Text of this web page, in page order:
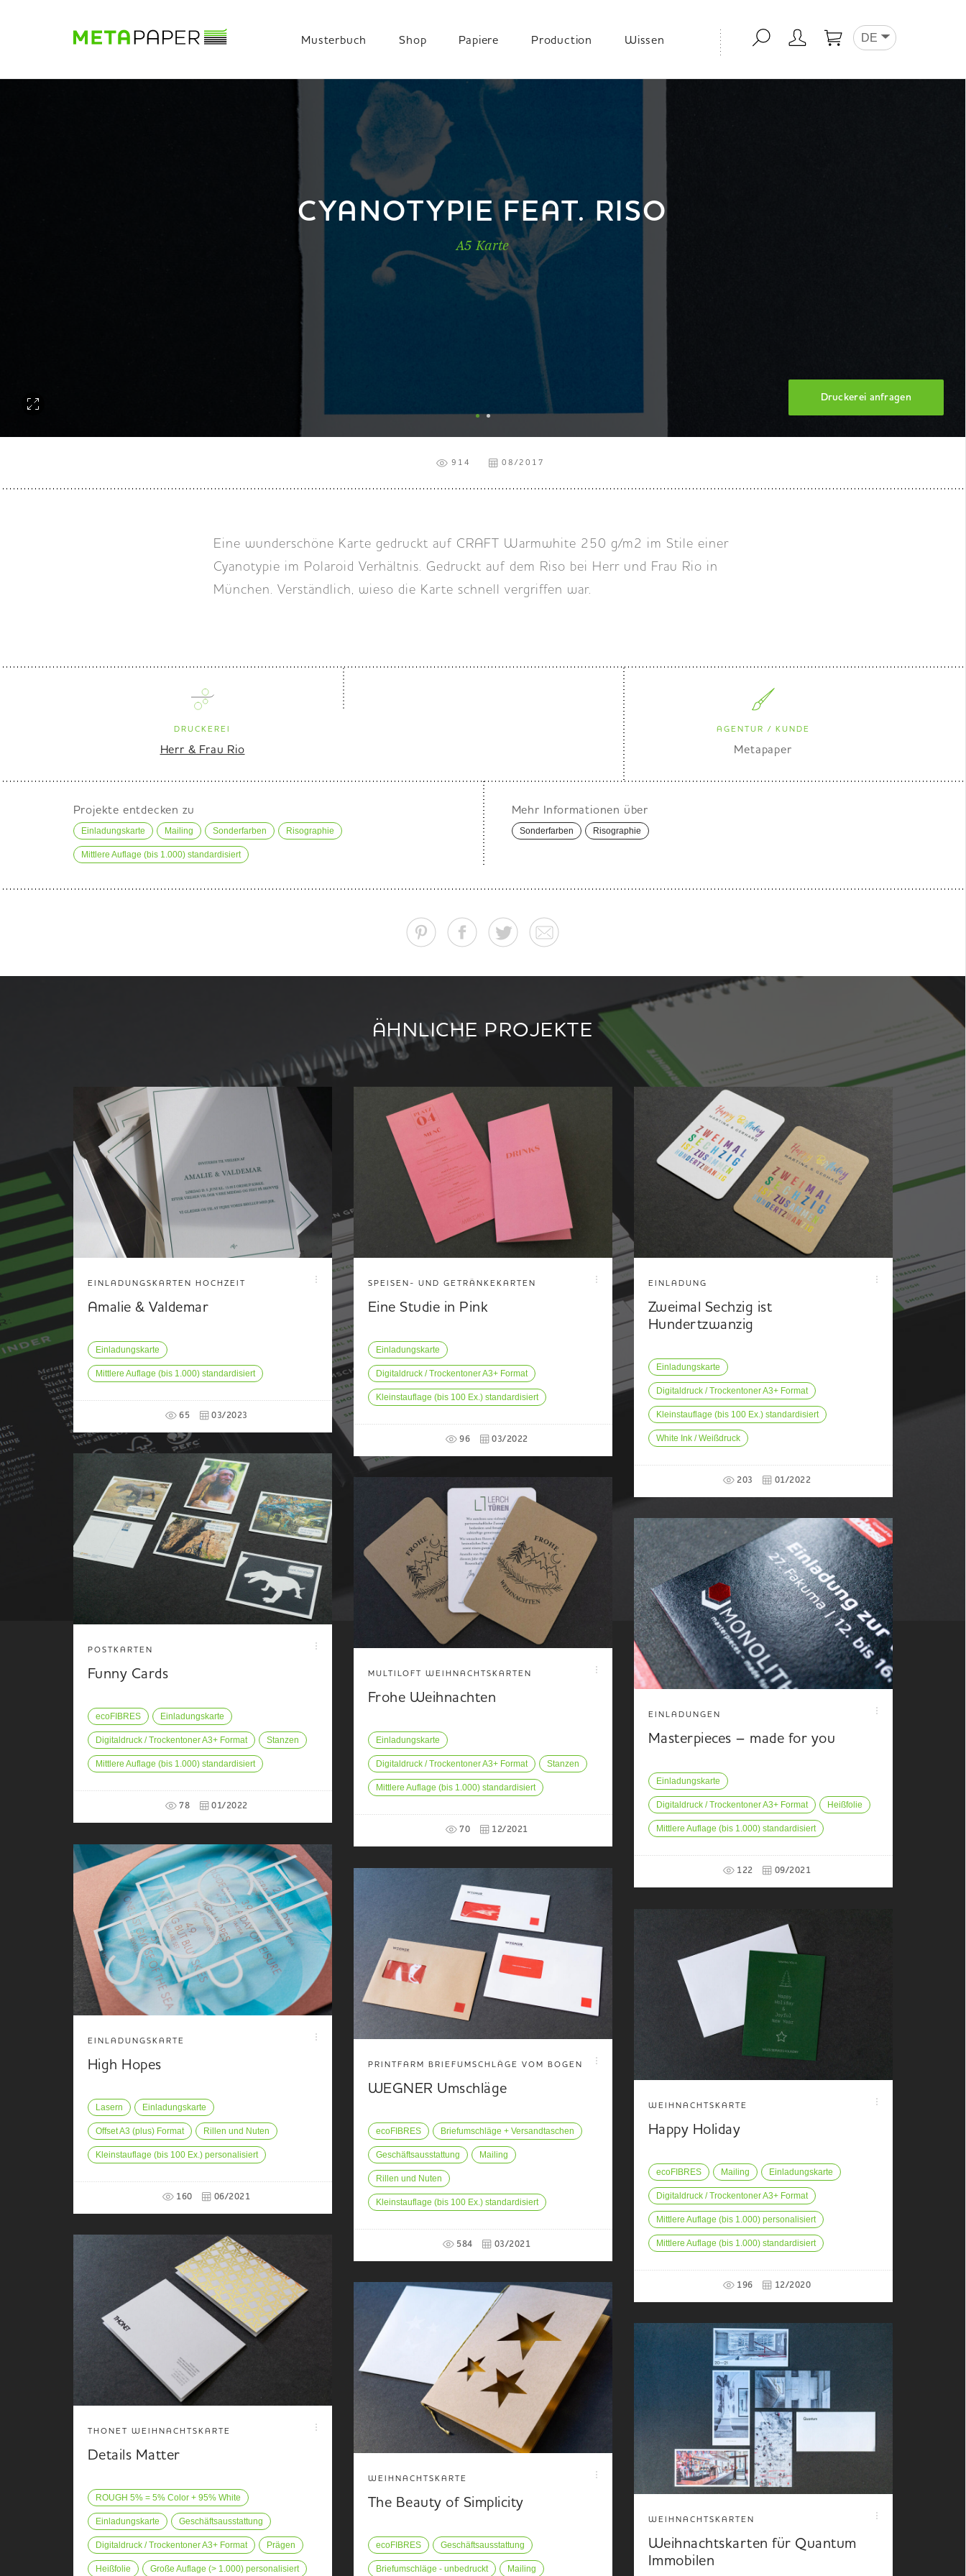
Musterbuch Shop Papiere Production Wissen DE
Druckerei anfragen
CYANOTYPIE FEAT. RISO
A5 Karte
914 08/2017
Eine wunderschöne Karte gedruckt auf CRAFT Warmwhite 250 g/m2 im Stile einer
Cyanotypie im Polaroid Verhältnis. Gedruckt auf dem Riso bei Herr und Frau Rio in
München. Verständlich, wieso die Karte schnell vergriffen war.
DRUCKEREI
Herr & Frau Rio
AGENTUR / KUNDE
Metapaper
Projekte entdecken zu
Einladungskarte Mailing Sonderfarben Risographie
Mittlere Auflage (bis 1.000) standardisiert
Mehr Informationen über
Sonderfarben Risographie
ÄHNLICHE PROJEKTE
EINLADUNGSKARTEN HOCHZEIT
Amalie & Valdemar
Einladungskarte
Mittlere Auflage (bis 1.000) standardisiert
65 03/2023
SPEISEN- UND GETRÄNKEKARTEN
Eine Studie in Pink
Einladungskarte
Digitaldruck / Trockentoner A3+ Format
Kleinstauflage (bis 100 Ex.) standardisiert
96 03/2022
EINLADUNG
Zweimal Sechzig ist
Hundertzwanzig
Einladungskarte
Digitaldruck / Trockentoner A3+ Format
Kleinstauflage (bis 100 Ex.) standardisiert
White Ink / Weißdruck
203 01/2022
POSTKARTEN
Funny Cards
ecoFIBRES Einladungskarte
Digitaldruck / Trockentoner A3+ Format Stanzen
Mittlere Auflage (bis 1.000) standardisiert
78 01/2022
MULTILOFT WEIHNACHTSKARTEN
Frohe Weihnachten
Einladungskarte
Digitaldruck / Trockentoner A3+ Format Stanzen
Mittlere Auflage (bis 1.000) standardisiert
70 12/2021
EINLADUNGEN
Masterpieces – made for you
Einladungskarte
Digitaldruck / Trockentoner A3+ Format Heißfolie
Mittlere Auflage (bis 1.000) standardisiert
122 09/2021
EINLADUNGSKARTE
High Hopes
Lasern Einladungskarte
Offset A3 (plus) Format Rillen und Nuten
Kleinstauflage (bis 100 Ex.) personalisiert
160 06/2021
PRINTFARM BRIEFUMSCHLÄGE VOM BOGEN
WEGNER Umschläge
ecoFIBRES Briefumschläge + Versandtaschen
Geschäftsausstattung Mailing
Rillen und Nuten
Kleinstauflage (bis 100 Ex.) standardisiert
584 03/2021
WEIHNACHTSKARTE
Happy Holiday
ecoFIBRES Mailing Einladungskarte
Digitaldruck / Trockentoner A3+ Format
Mittlere Auflage (bis 1.000) personalisiert
Mittlere Auflage (bis 1.000) standardisiert
196 12/2020
THONET WEIHNACHTSKARTE
Details Matter
ROUGH 5% = 5% Color + 95% White
Einladungskarte Geschäftsausstattung
Digitaldruck / Trockentoner A3+ Format Prägen
Heißfolie Große Auflage (> 1.000) personalisiert
WEIHNACHTSKARTE
The Beauty of Simplicity
ecoFIBRES Geschäftsausstattung
Briefumschläge - unbedruckt Mailing
WEIHNACHTSKARTEN
Weihnachtskarten für Quantum
Immobilen